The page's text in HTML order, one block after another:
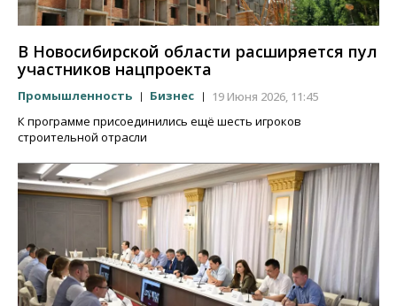
В Новосибирской области расширяется пул
участников нацпроекта
Промышленность Бизнес
19 Июня 2026, 11:45
К программе присоединились ещё шесть игроков
строительной отрасли